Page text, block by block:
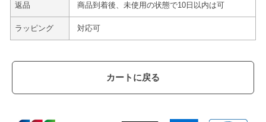
返品 商品到着後、未使用の状態で10日以内は可
ラッピング 対応可
カートに戻る